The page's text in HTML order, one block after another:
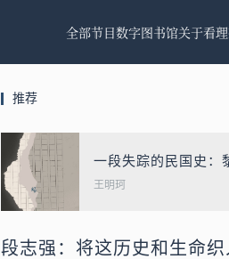
全部节目数字图书馆关于看
推荐
一段失踪的民国史：
王明珂
段志强：将这历史和生命